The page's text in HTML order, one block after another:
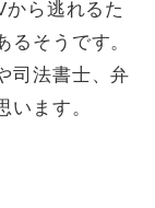
ら逃れるた
そうです。
司法書士、弁
います。